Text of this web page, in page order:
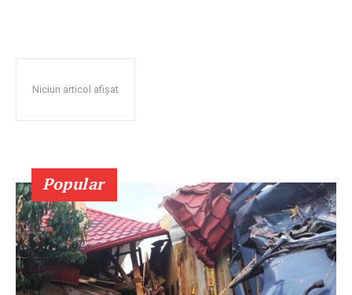
Niciun articol afișat
Popular